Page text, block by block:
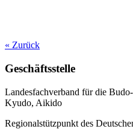
« Zurück
Geschäftsstelle
Landesfachverband für die
Kyudo, Aikido
Regionalstützpunkt des